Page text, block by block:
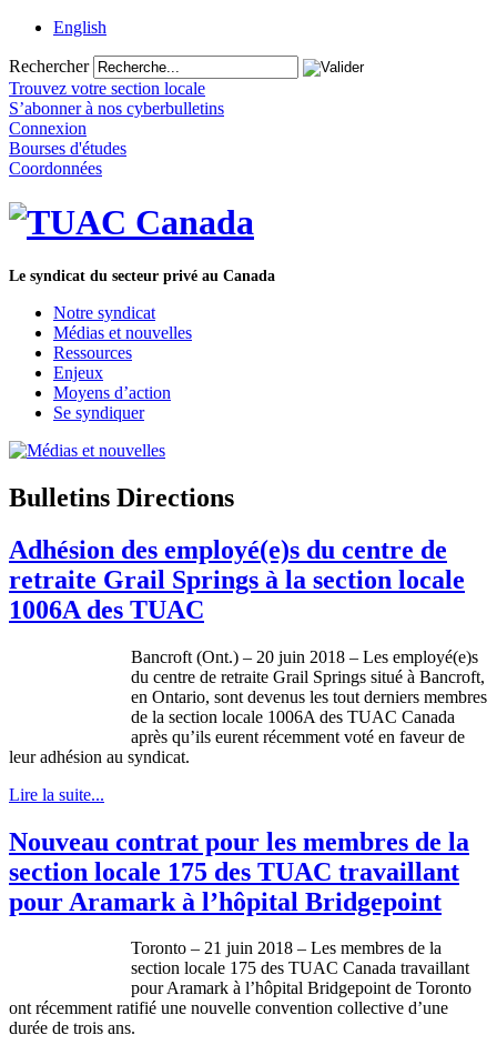
English
Rechercher
Trouvez votre section locale
S’abonner à nos cyberbulletins
Connexion
Bourses d'études
Coordonnées
Le syndicat du secteur privé au Canada
Notre syndicat
Médias et nouvelles
Ressources
Enjeux
Moyens d’action
Se syndiquer
Bulletins Directions
Adhésion des employé(e)s du centre de
retraite Grail Springs à la section locale
1006A des TUAC
Bancroft (Ont.) – 20 juin 2018 – Les employé(e)s
du centre de retraite Grail Springs situé à Bancroft,
en Ontario, sont devenus les tout derniers membres
de la section locale 1006A des TUAC Canada
après qu’ils eurent récemment voté en faveur de
leur adhésion au syndicat.
Lire la suite...
Nouveau contrat pour les membres de la
section locale 175 des TUAC travaillant
pour Aramark à l’hôpital Bridgepoint
Toronto – 21 juin 2018 – Les membres de la
section locale 175 des TUAC Canada travaillant
pour Aramark à l’hôpital Bridgepoint de Toronto
ont récemment ratifié une nouvelle convention collective d’une
durée de trois ans.